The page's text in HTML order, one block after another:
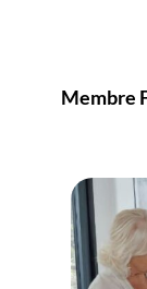
Membre